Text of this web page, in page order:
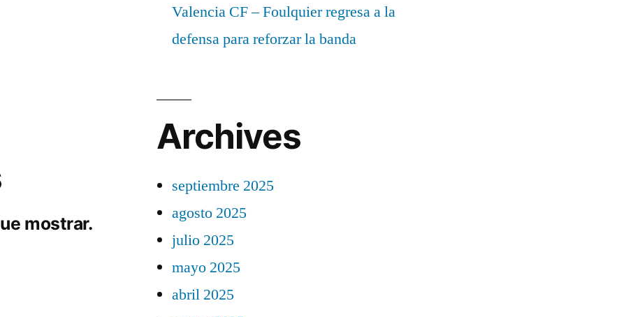
Valencia CF – Foulquier regresa a la
defensa para reforzar la banda
mostrar.
Archives
septiembre 2025
agosto 2025
julio 2025
mayo 2025
abril 2025